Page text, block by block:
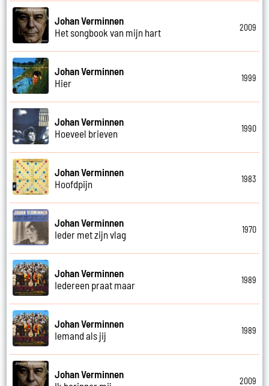
Johan Verminnen
Het songbook van mijn hart
2009
Johan Verminnen
Hier
1999
Johan Verminnen
Hoeveel brieven
1990
Johan Verminnen
Hoofdpijn
1983
Johan Verminnen
Ieder met zijn vlag
1970
Johan Verminnen
Iedereen praat maar
1989
Johan Verminnen
Iemand als jij
1989
Johan Verminnen
2009